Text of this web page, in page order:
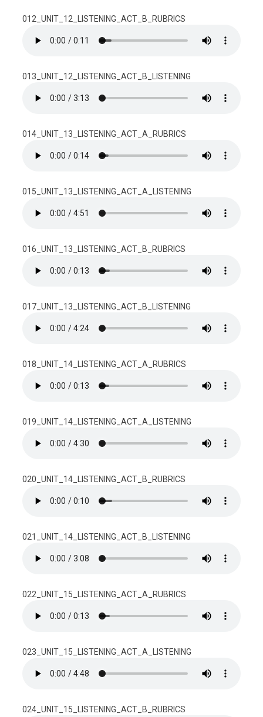
012_UNIT_12_LISTENING_ACT_B_RUBRICS
013_UNIT_12_LISTENING_ACT_B_LISTENING
014_UNIT_13_LISTENING_ACT_A_RUBRICS
015_UNIT_13_LISTENING_ACT_A_LISTENING
016_UNIT_13_LISTENING_ACT_B_RUBRICS
017_UNIT_13_LISTENING_ACT_B_LISTENING
018_UNIT_14_LISTENING_ACT_A_RUBRICS
019_UNIT_14_LISTENING_ACT_A_LISTENING
020_UNIT_14_LISTENING_ACT_B_RUBRICS
021_UNIT_14_LISTENING_ACT_B_LISTENING
022_UNIT_15_LISTENING_ACT_A_RUBRICS
023_UNIT_15_LISTENING_ACT_A_LISTENING
024_UNIT_15_LISTENING_ACT_B_RUBRICS